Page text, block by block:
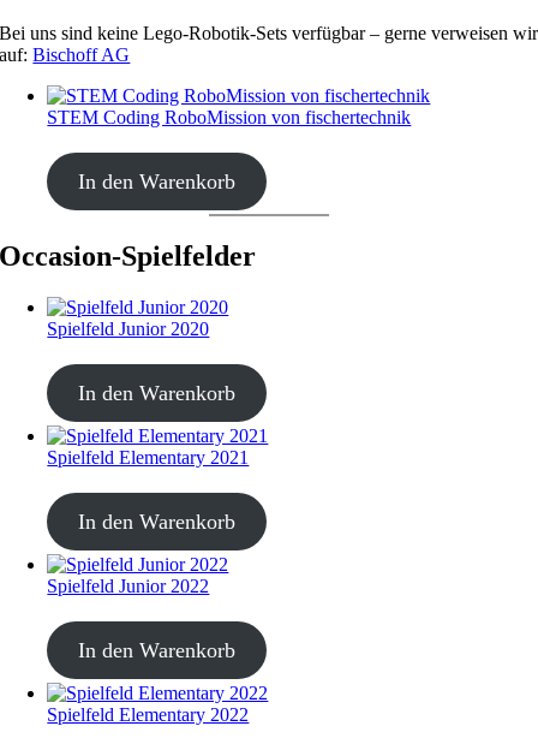
Bei uns sind keine Lego-Robotik-Sets verfügbar – gerne verweisen wir
auf:Bischoff AG
STEM Coding RoboMission von fischertechnik
CHF499.00
In den Warenkorb
Occasion-Spielfelder
Spielfeld Junior 2020
CHF20.00
In den Warenkorb
Spielfeld Elementary 2021
CHF20.00
In den Warenkorb
Spielfeld Junior 2022
CHF20.00
In den Warenkorb
Spielfeld Elementary 2022